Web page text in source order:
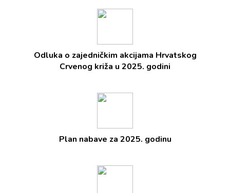
Odluka o zajedničkim akcijama Hrvatskog
Crvenog križa u 2025. godini
Plan nabave za 2025. godinu